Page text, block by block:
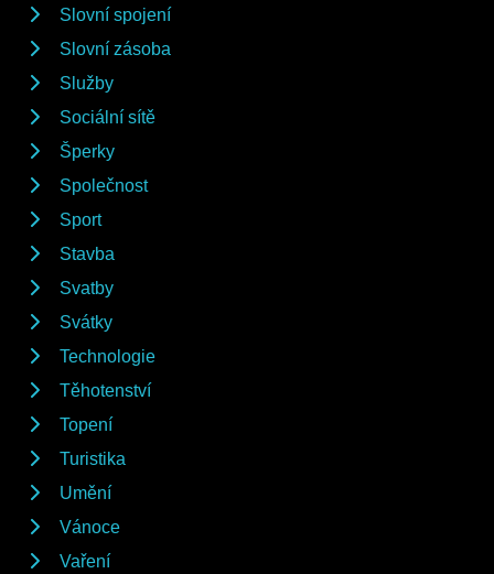
Slovní spojení
Slovní zásoba
Služby
Sociální sítě
Šperky
Společnost
Sport
Stavba
Svatby
Svátky
Technologie
Těhotenství
Topení
Turistika
Umění
Vánoce
Vaření